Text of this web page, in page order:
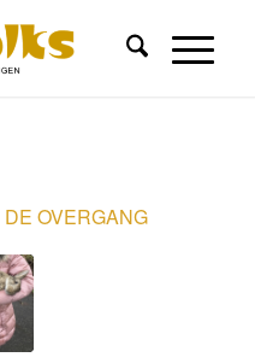
DE OVERGANG